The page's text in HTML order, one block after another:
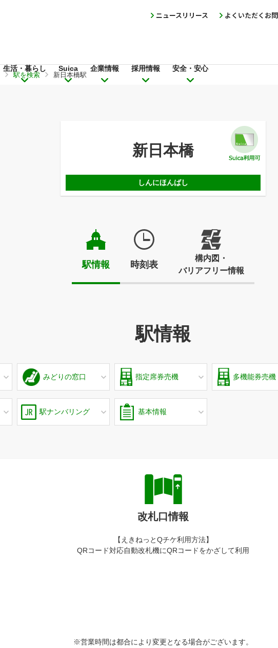
生活・暮らし Suica 企業情報 採用情報 安全・安心
よくいただくお
ニュースリリース
駅を検索 新日本橋駅
新日本橋
しんにほんばし
駅情報 時刻表
構内図・
バリアフリー情報
駅情報
みどりの窓口 指定席券売機 多機能券売機
駅ナンバリング 基本情報
改札口情報
【えきねっとQチケ利用方法】
QRコード対応自動改札機にQRコードをかざして利用
※営業時間は都合により変更となる場合がございます。